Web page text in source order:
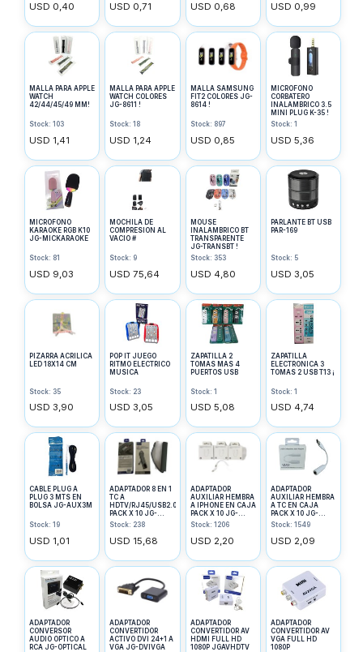
USD 0,40 USD 0,71 USD 0,68 USD 0,99
MALLA PARA APPLE
WATCH
42/44/45/49 MM!
Stock: 103
USD 1,41
MALLA PARA APPLE
WATCH COLORES
JG-8611 !
Stock: 18
USD 1,24
MALLA SAMSUNG
FIT2 COLORES JG-
8614 !
Stock: 897
USD 0,85
MICROFONO
CORBATERO
INALAMBRICO 3.5
MINI PLUG K-35 !
Stock: 1
USD 5,36
MICROFONO
KARAOKE RGB K10
JG-MICKARAOKE
Stock: 81
USD 9,03
MOCHILA DE
COMPRESION AL
VACIO #
Stock: 9
USD 75,64
MOUSE
INALAMBRICO BT
TRANSPARENTE
JG-TRANSBT !
Stock: 353
USD 4,80
PARLANTE BT USB
PAR-169
Stock: 5
USD 3,05
PIZARRA ACRILICA
LED 18X14 CM
Stock: 35
USD 3,90
POP IT JUEGO
RITMO ELECTRICO
MUSICA
Stock: 23
USD 3,05
ZAPATILLA 2
TOMAS MAS 4
PUERTOS USB
Stock: 1
USD 5,08
ZAPATILLA
ELECTRONICA 3
TOMAS 2 USB T13 ¡
Stock: 1
USD 4,74
CABLE PLUG A
PLUG 3 MTS EN
BOLSA JG-AUX3M
Stock: 19
USD 1,01
ADAPTADOR 8 EN 1
TC A
HDTV/RJ45/USB2.0/USB3.0/TC
PACK X 10 JG-
HUBTC8EN1
Stock: 238
USD 15,68
ADAPTADOR
AUXILIAR HEMBRA
A IPHONE EN CAJA
PACK X 10 JG-
IPHAUX
Stock: 1206
USD 2,20
ADAPTADOR
AUXILIAR HEMBRA
A TC EN CAJA
PACK X 10 JG-
TCAUX
Stock: 1549
USD 2,09
ADAPTADOR
CONVERSOR
AUDIO OPTICO A
RCA JG-OPTICAL
ADAPTADOR
CONVERTIDOR
ACTIVO DVI 24+1 A
VGA JG-DVIVGA
ADAPTADOR
CONVERTIDOR AV
HDMI FULL HD
1080P JGAVHDTV
ADAPTADOR
CONVERTIDOR AV
VGA FULL HD
1080P